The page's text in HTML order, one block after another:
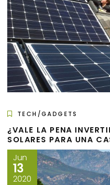
TECH/GADGETS
¿VALE LA PENA
SOLARES PARA UNA
Jun
13
2020